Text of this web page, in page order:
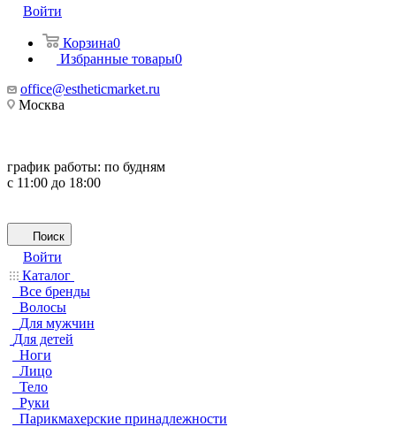
Войти
Корзина0
Избранные товары0
office@estheticmarket.ru
Москва
график работы: по будням
с 11:00 до 18:00
Поиск
Войти
Каталог
Все бренды
Волосы
Для мужчин
Для детей
Ноги
Лицо
Тело
Руки
Парикмахерские принадлежности